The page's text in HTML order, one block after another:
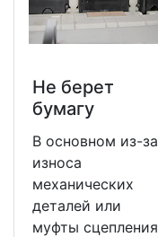
Не берет
бумагу
В основном из-за
износа
механических
деталей или
муфты сцепления